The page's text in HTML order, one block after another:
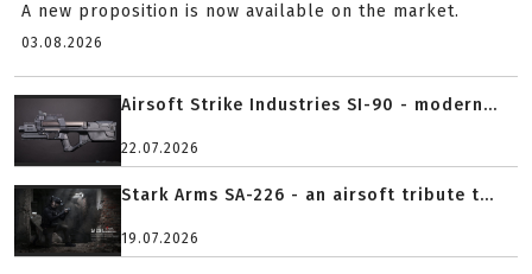
A new proposition is now available on the market.
03.08.2026
Airsoft Strike Industries SI-90 - modern...
22.07.2026
Stark Arms SA-226 - an airsoft tribute t...
19.07.2026